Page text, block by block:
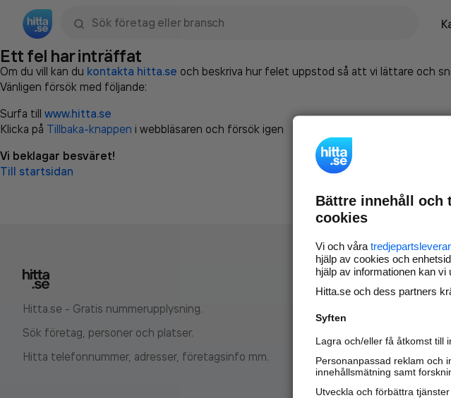
Ett fel har inträffat
Om du vill kan du kontakta hitta.se och beskriva hur felet uppstod så att vi lättare och
Vänligen försök med följande:
Surfa till www.hitta.se
Klicka på Tillbaka-knappen i webbläsaren och försök igen
Vi beklagar besväret!
Till startsidan
Hitta.se - Gratis nummerupplysning.
Sök företag, personer och platser.
Hitta telefonnummer, adresser, företagsinfo mm.
Bättre innehåll och
cookies
Vi och våra
hjälp av cookies och
hjälp av informationen kan
Hitta.se och dess partners
Syften
Lagra och/eller få åtkomst till
Personanpassad reklam och
innehållsmätning samt
Utveckla och förbättra tjänster